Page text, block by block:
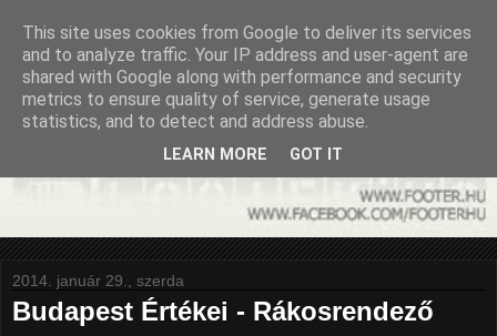
2014. január 29., szerda
Budapest Értékei - Rákosrendező
This site uses cookies from Google to deliver its services
and to analyze traffic. Your IP address and user-agent are
shared with Google along with performance and security
metrics to ensure quality of service, generate usage
statistics, and to detect and address abuse.
LEARN MORE GOT IT